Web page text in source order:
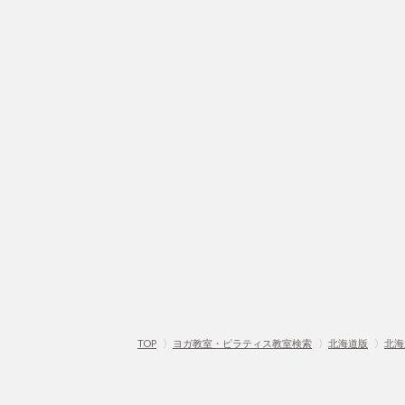
TOP 〉 ヨガ教室・ピラティス教室検索 〉 北海道版 〉 北